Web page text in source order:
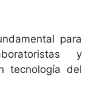
para
y
tecnología del